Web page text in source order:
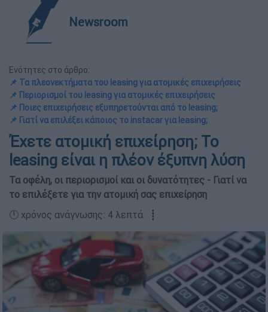
Newsroom
Ενότητες στο άρθρο:
📌 Τα πλεονεκτήματα του leasing για ατομικές επιχειρήσεις
📌 Περιορισμοί του leasing για ατομικές επιχειρήσεις
📌 Ποιες επιχειρήσεις εξυπηρετούνται από το leasing;
📌 Γιατί να επιλέξει κάποιος το instacar για leasing;
Έχετε ατομική επιχείρηση; Το
leasing είναι η πλέον έξυπνη λύση
Τα οφέλη, οι περιορισμοί και οι δυνατότητες - Γιατί να
το επιλέξετε για την ατομική σας επιχείρηση
🕛 χρόνος ανάγνωσης: 4 λεπτά ┋